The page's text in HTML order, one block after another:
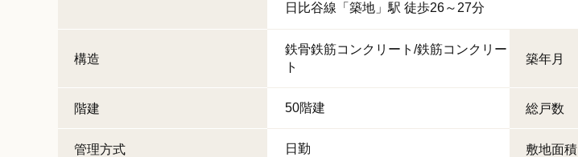
日比谷線 「 築地 」駅 徒歩26～27分
構造
鉄骨鉄筋コンクリート/鉄筋コンクリー
ト
築年月
階建 50階建 総戸数
管理方式 日勤 敷地面積